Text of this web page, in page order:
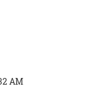
AM